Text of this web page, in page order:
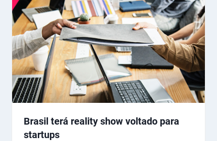
Brasil terá reality show voltado para
startups